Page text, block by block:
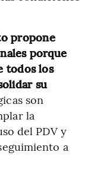
propone
porque
todos los
su
son
la
del PDV y
a